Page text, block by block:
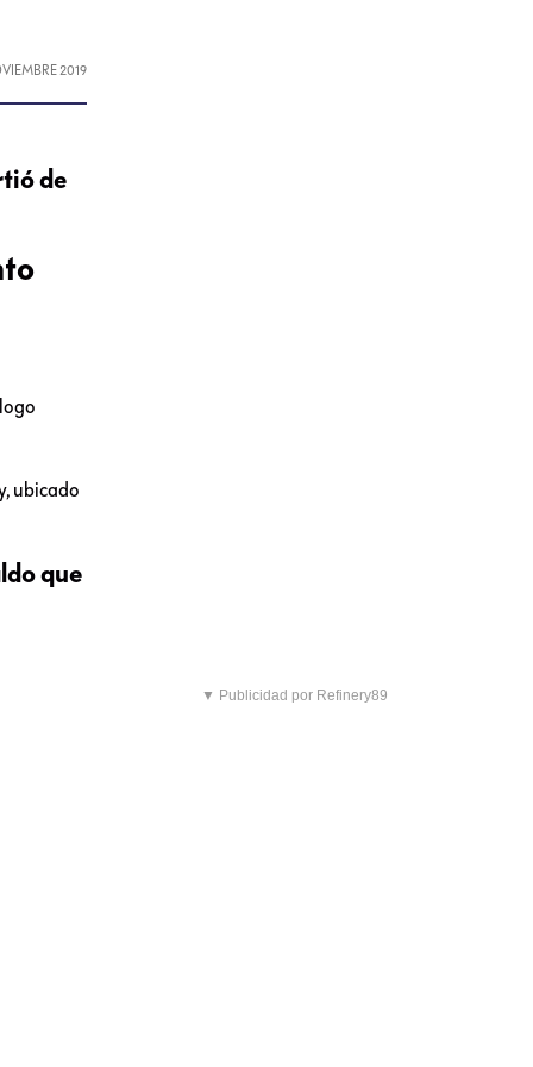
2019
de
ubicado
que
▼ Publicidad por Refinery89